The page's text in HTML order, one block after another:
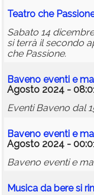
Teatro che
Sabato 14
si terrà il secondo
che Passione.
Baveno eventi e
Agosto 2024 -
Eventi Baveno dal
Baveno eventi e
Agosto 2024 -
Baveno eventi e
Musica da bere si